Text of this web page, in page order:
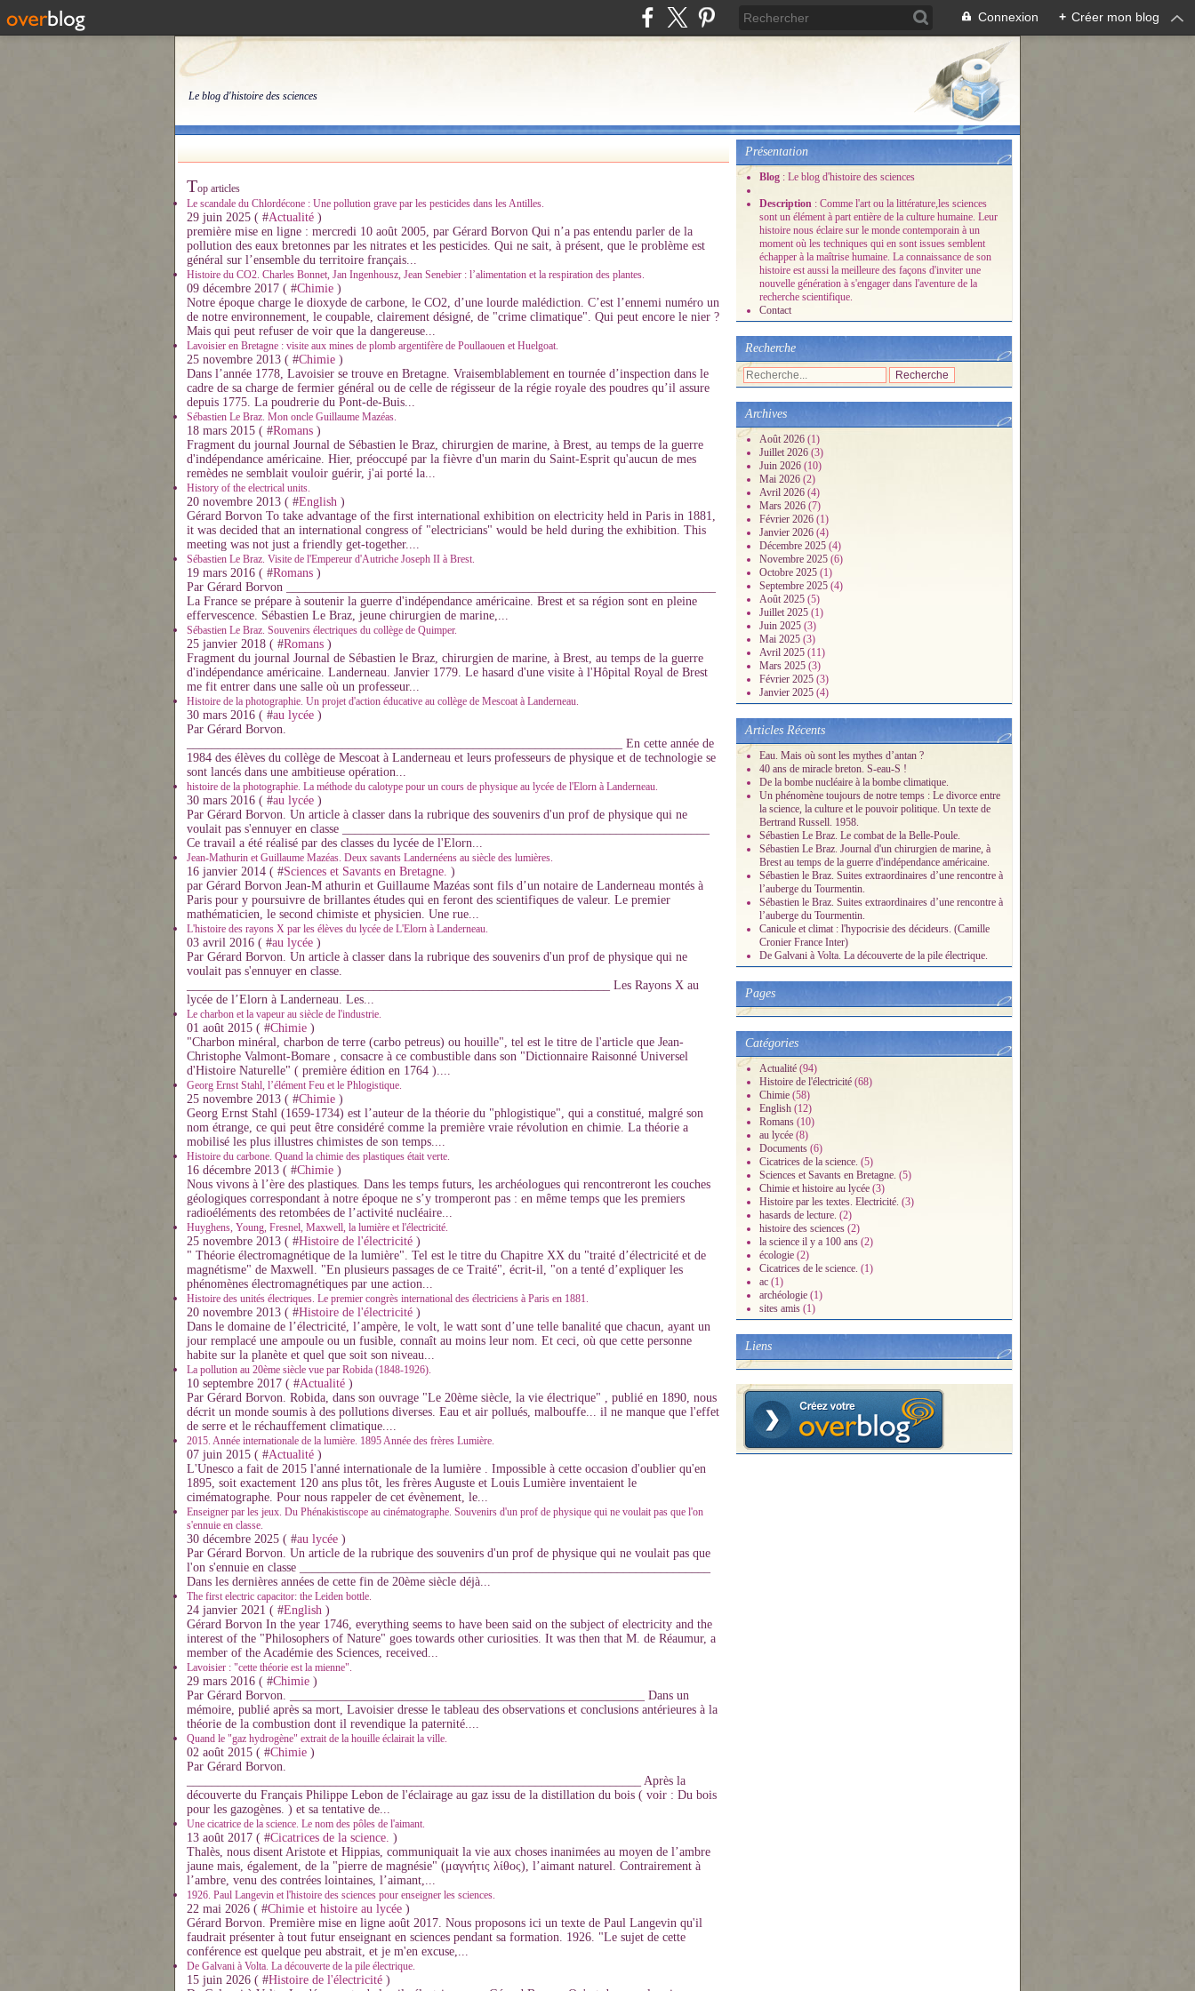
Connexion + Créer mon blog
Le blog d'histoire des sciences
Top articles
Le scandale du Chlordécone : Une pollution grave par les pesticides dans les Antilles.
29 juin 2025 ( #Actualité )
première mise en ligne : mercredi 10 août 2005, par Gérard Borvon Qui n’a pas entendu parler de la
pollution des eaux bretonnes par les nitrates et les pesticides. Qui ne sait, à présent, que le problème est
général sur l’ensemble du territoire français...
Histoire du CO2. Charles Bonnet, Jan Ingenhousz, Jean Senebier : l’alimentation et la respiration des plantes.
09 décembre 2017 ( #Chimie )
Notre époque charge le dioxyde de carbone, le CO2, d’une lourde malédiction. C’est l’ennemi numéro un
de notre environnement, le coupable, clairement désigné, de "crime climatique". Qui peut encore le nier ?
Mais qui peut refuser de voir que la dangereuse...
Lavoisier en Bretagne : visite aux mines de plomb argentifère de Poullaouen et Huelgoat.
25 novembre 2013 ( #Chimie )
Dans l’année 1778, Lavoisier se trouve en Bretagne. Vraisemblablement en tournée d’inspection dans le
cadre de sa charge de fermier général ou de celle de régisseur de la régie royale des poudres qu’il assure
depuis 1775. La poudrerie du Pont-de-Buis...
Sébastien Le Braz. Mon oncle Guillaume Mazéas.
18 mars 2015 ( #Romans )
Fragment du journal Journal de Sébastien le Braz, chirurgien de marine, à Brest, au temps de la guerre
d'indépendance américaine. Hier, préoccupé par la fièvre d'un marin du Saint-Esprit qu'aucun de mes
remèdes ne semblait vouloir guérir, j'ai porté la...
History of the electrical units.
20 novembre 2013 ( #English )
Gérard Borvon To take advantage of the first international exhibition on electricity held in Paris in 1881,
it was decided that an international congress of "electricians" would be held during the exhibition. This
meeting was not just a friendly get-together....
Sébastien Le Braz. Visite de l'Empereur d'Autriche Joseph II à Brest.
19 mars 2016 ( #Romans )
Par Gérard Borvon _____________________________________________________________________
La France se prépare à soutenir la guerre d'indépendance américaine. Brest et sa région sont en pleine
effervescence. Sébastien Le Braz, jeune chirurgien de marine,...
Sébastien Le Braz. Souvenirs électriques du collège de Quimper.
25 janvier 2018 ( #Romans )
Fragment du journal Journal de Sébastien le Braz, chirurgien de marine, à Brest, au temps de la guerre
d'indépendance américaine. Landerneau. Janvier 1779. Le hasard d'une visite à l'Hôpital Royal de Brest
me fit entrer dans une salle où un professeur...
Histoire de la photographie. Un projet d'action éducative au collège de Mescoat à Landerneau.
30 mars 2016 ( #au lycée )
Par Gérard Borvon.
______________________________________________________________________ En cette année de
1984 des élèves du collège de Mescoat à Landerneau et leurs professeurs de physique et de technologie se
sont lancés dans une ambitieuse opération...
histoire de la photographie. La méthode du calotype pour un cours de physique au lycée de l'Elorn à Landerneau.
30 mars 2016 ( #au lycée )
Par Gérard Borvon. Un article à classer dans la rubrique des souvenirs d'un prof de physique qui ne
voulait pas s'ennuyer en classe ___________________________________________________________
Ce travail a été réalisé par des classes du lycée de l'Elorn...
Jean-Mathurin et Guillaume Mazéas. Deux savants Landernéens au siècle des lumières.
16 janvier 2014 ( #Sciences et Savants en Bretagne. )
par Gérard Borvon Jean-M athurin et Guillaume Mazéas sont fils d’un notaire de Landerneau montés à
Paris pour y poursuivre de brillantes études qui en feront des scientifiques de valeur. Le premier
mathématicien, le second chimiste et physicien. Une rue...
L'histoire des rayons X par les élèves du lycée de L'Elorn à Landerneau.
03 avril 2016 ( #au lycée )
Par Gérard Borvon. Un article à classer dans la rubrique des souvenirs d'un prof de physique qui ne
voulait pas s'ennuyer en classe.
____________________________________________________________________ Les Rayons X au
lycée de l’Elorn à Landerneau. Les...
Le charbon et la vapeur au siècle de l'industrie.
01 août 2015 ( #Chimie )
"Charbon minéral, charbon de terre (carbo petreus) ou houille", tel est le titre de l'article que Jean-
Christophe Valmont-Bomare , consacre à ce combustible dans son "Dictionnaire Raisonné Universel
d'Histoire Naturelle" ( première édition en 1764 )....
Georg Ernst Stahl, l’élément Feu et le Phlogistique.
25 novembre 2013 ( #Chimie )
Georg Ernst Stahl (1659-1734) est l’auteur de la théorie du "phlogistique", qui a constitué, malgré son
nom étrange, ce qui peut être considéré comme la première vraie révolution en chimie. La théorie a
mobilisé les plus illustres chimistes de son temps....
Histoire du carbone. Quand la chimie des plastiques était verte.
16 décembre 2013 ( #Chimie )
Nous vivons à l’ère des plastiques. Dans les temps futurs, les archéologues qui rencontreront les couches
géologiques correspondant à notre époque ne s’y tromperont pas : en même temps que les premiers
radioéléments des retombées de l’activité nucléaire...
Huyghens, Young, Fresnel, Maxwell, la lumière et l'électricité.
25 novembre 2013 ( #Histoire de l'électricité )
" Théorie électromagnétique de la lumière". Tel est le titre du Chapitre XX du "traité d’électricité et de
magnétisme" de Maxwell. "En plusieurs passages de ce Traité", écrit-il, "on a tenté d’expliquer les
phénomènes électromagnétiques par une action...
Histoire des unités électriques. Le premier congrès international des électriciens à Paris en 1881.
20 novembre 2013 ( #Histoire de l'électricité )
Dans le domaine de l’électricité, l’ampère, le volt, le watt sont d’une telle banalité que chacun, ayant un
jour remplacé une ampoule ou un fusible, connaît au moins leur nom. Et ceci, où que cette personne
habite sur la planète et quel que soit son niveau...
La pollution au 20ème siècle vue par Robida (1848-1926).
10 septembre 2017 ( #Actualité )
Par Gérard Borvon. Robida, dans son ouvrage "Le 20ème siècle, la vie électrique" , publié en 1890, nous
décrit un monde soumis à des pollutions diverses. Eau et air pollués, malbouffe... il ne manque que l'effet
de serre et le réchauffement climatique....
2015. Année internationale de la lumière. 1895 Année des frères Lumière.
07 juin 2015 ( #Actualité )
L'Unesco a fait de 2015 l'anné internationale de la lumière . Impossible à cette occasion d'oublier qu'en
1895, soit exactement 120 ans plus tôt, les frères Auguste et Louis Lumière inventaient le
cimématographe. Pour nous rappeler de cet évènement, le...
Enseigner par les jeux. Du Phénakistiscope au cinématographe. Souvenirs d'un prof de physique qui ne voulait pas que l'on
s'ennuie en classe.
30 décembre 2025 ( #au lycée )
Par Gérard Borvon. Un article de la rubrique des souvenirs d'un prof de physique qui ne voulait pas que
l'on s'ennuie en classe __________________________________________________________________
Dans les dernières années de cette fin de 20ème siècle déjà...
The first electric capacitor: the Leiden bottle.
24 janvier 2021 ( #English )
Gérard Borvon In the year 1746, everything seems to have been said on the subject of electricity and the
interest of the "Philosophers of Nature" goes towards other curiosities. It was then that M. de Réaumur, a
member of the Académie des Sciences, received...
Lavoisier : "cette théorie est la mienne".
29 mars 2016 ( #Chimie )
Par Gérard Borvon. _________________________________________________________ Dans un
mémoire, publié après sa mort, Lavoisier dresse le tableau des observations et conclusions antérieures à la
théorie de la combustion dont il revendique la paternité....
Quand le "gaz hydrogène" extrait de la houille éclairait la ville.
02 août 2015 ( #Chimie )
Par Gérard Borvon.
_________________________________________________________________________ Après la
découverte du Français Philippe Lebon de l'éclairage au gaz issu de la distillation du bois ( voir : Du bois
pour les gazogènes. ) et sa tentative de...
Une cicatrice de la science. Le nom des pôles de l'aimant.
13 août 2017 ( #Cicatrices de la science. )
Thalès, nous disent Aristote et Hippias, communiquait la vie aux choses inanimées au moyen de l’ambre
jaune mais, également, de la "pierre de magnésie" (μαγνήτις λίθος), l’aimant naturel. Contrairement à
l’ambre, venu des contrées lointaines, l’aimant,...
1926. Paul Langevin et l'histoire des sciences pour enseigner les sciences.
22 mai 2026 ( #Chimie et histoire au lycée )
Gérard Borvon. Première mise en ligne août 2017. Nous proposons ici un texte de Paul Langevin qu'il
faudrait présenter à tout futur enseignant en sciences pendant sa formation. 1926. "Le sujet de cette
conférence est quelque peu abstrait, et je m'en excuse,...
De Galvani à Volta. La découverte de la pile électrique.
15 juin 2026 ( #Histoire de l'électricité )
Présentation
Blog : Le blog d'histoire des sciences
Description : Comme l'art ou la littérature,les sciences
sont un élément à part entière de la culture humaine. Leur
histoire nous éclaire sur le monde contemporain à un
moment où les techniques qui en sont issues semblent
échapper à la maîtrise humaine. La connaissance de son
histoire est aussi la meilleure des façons d'inviter une
nouvelle génération à s'engager dans l'aventure de la
recherche scientifique.
Contact
Recherche
Archives
Août 2026 (1)
Juillet 2026 (3)
Juin 2026 (10)
Mai 2026 (2)
Avril 2026 (4)
Mars 2026 (7)
Février 2026 (1)
Janvier 2026 (4)
Décembre 2025 (4)
Novembre 2025 (6)
Octobre 2025 (1)
Septembre 2025 (4)
Août 2025 (5)
Juillet 2025 (1)
Juin 2025 (3)
Mai 2025 (3)
Avril 2025 (11)
Mars 2025 (3)
Février 2025 (3)
Janvier 2025 (4)
Articles Récents
Eau. Mais où sont les mythes d’antan ?
40 ans de miracle breton. S-eau-S !
De la bombe nucléaire à la bombe climatique.
Un phénomène toujours de notre temps : Le divorce entre
la science, la culture et le pouvoir politique. Un texte de
Bertrand Russell. 1958.
Sébastien Le Braz. Le combat de la Belle-Poule.
Sébastien Le Braz. Journal d'un chirurgien de marine, à
Brest au temps de la guerre d'indépendance américaine.
Sébastien le Braz. Suites extraordinaires d’une rencontre à
l’auberge du Tourmentin.
Sébastien le Braz. Suites extraordinaires d’une rencontre à
l’auberge du Tourmentin.
Canicule et climat : l'hypocrisie des décideurs. (Camille
Cronier France Inter)
De Galvani à Volta. La découverte de la pile électrique.
Pages
Catégories
Actualité (94)
Histoire de l'électricité (68)
Chimie (58)
English (12)
Romans (10)
au lycée (8)
Documents (6)
Cicatrices de la science. (5)
Sciences et Savants en Bretagne. (5)
Chimie et histoire au lycée (3)
Histoire par les textes. Electricité. (3)
hasards de lecture. (2)
histoire des sciences (2)
la science il y a 100 ans (2)
écologie (2)
Cicatrices de le science. (1)
ac (1)
archéologie (1)
sites amis (1)
Liens